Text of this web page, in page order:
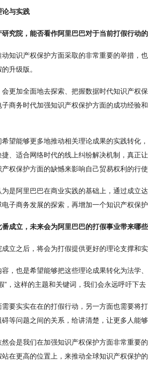
论与实践
究院，能否看作阿里巴巴对于当前打假行动
动知识产权保护方面采取的非常重要的举措
升级版。
更加全面地去探索、把握数据时代知识产权
商务时代加强知识产权保护方面的成功经验
望能够更多地推动相关理论成果的实践转化
、适合网络时代的线上纠纷解决机制，真正
权保护方面的缺憾来影响自己贸易权利的行
是阿里巴巴在商业实践的基础上，通过成立
电子商务发展的探索，再增加一个知识产权
成立，未来会为阿里巴巴的打假事业带来哪
成立之后，将会为打假提供更好的理论支撑和
，也是希望能够把这些理论成果转化为法学
”，这样的主题和关键词，我们会永远呼吁下
要实实在在的打假行动，另一方面也需要将
等问题之间的关系，给讲清楚，让更多人能
会是我们在加强知识产权保护方面非常重要
在更高的位置上，来推动全球知识产权保护